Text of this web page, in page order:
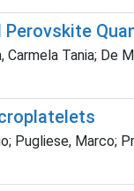
Tania; De
Pugliese, Marco;